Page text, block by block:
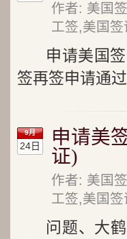
作者: 美国
工签,美国
申请美国
签再签申请通
9月
24日
申请美
证)
作者: 美国
工签,美国
问题、大